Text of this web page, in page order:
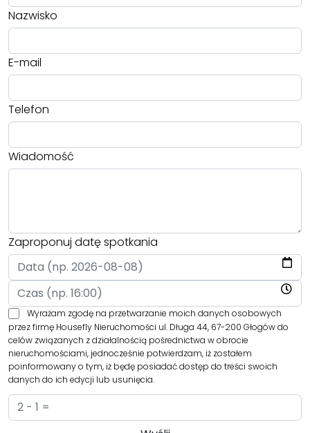
Nazwisko
E-mail
Telefon
Wiadomość
Zaproponuj datę spotkania
Wyrażam zgodę na przetwarzanie moich danych osobowych
przez firmę Housefly Nieruchomości ul. Długa 44, 67-200 Głogów do
celów związanych z działalnością pośrednictwa w obrocie
nieruchomościami, jednocześnie potwierdzam, iż zostałem
poinformowany o tym, iż będę posiadać dostęp do treści swoich
danych do ich edycji lub usunięcia.